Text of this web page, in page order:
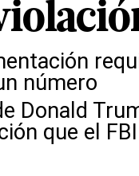
número
Donald
que el